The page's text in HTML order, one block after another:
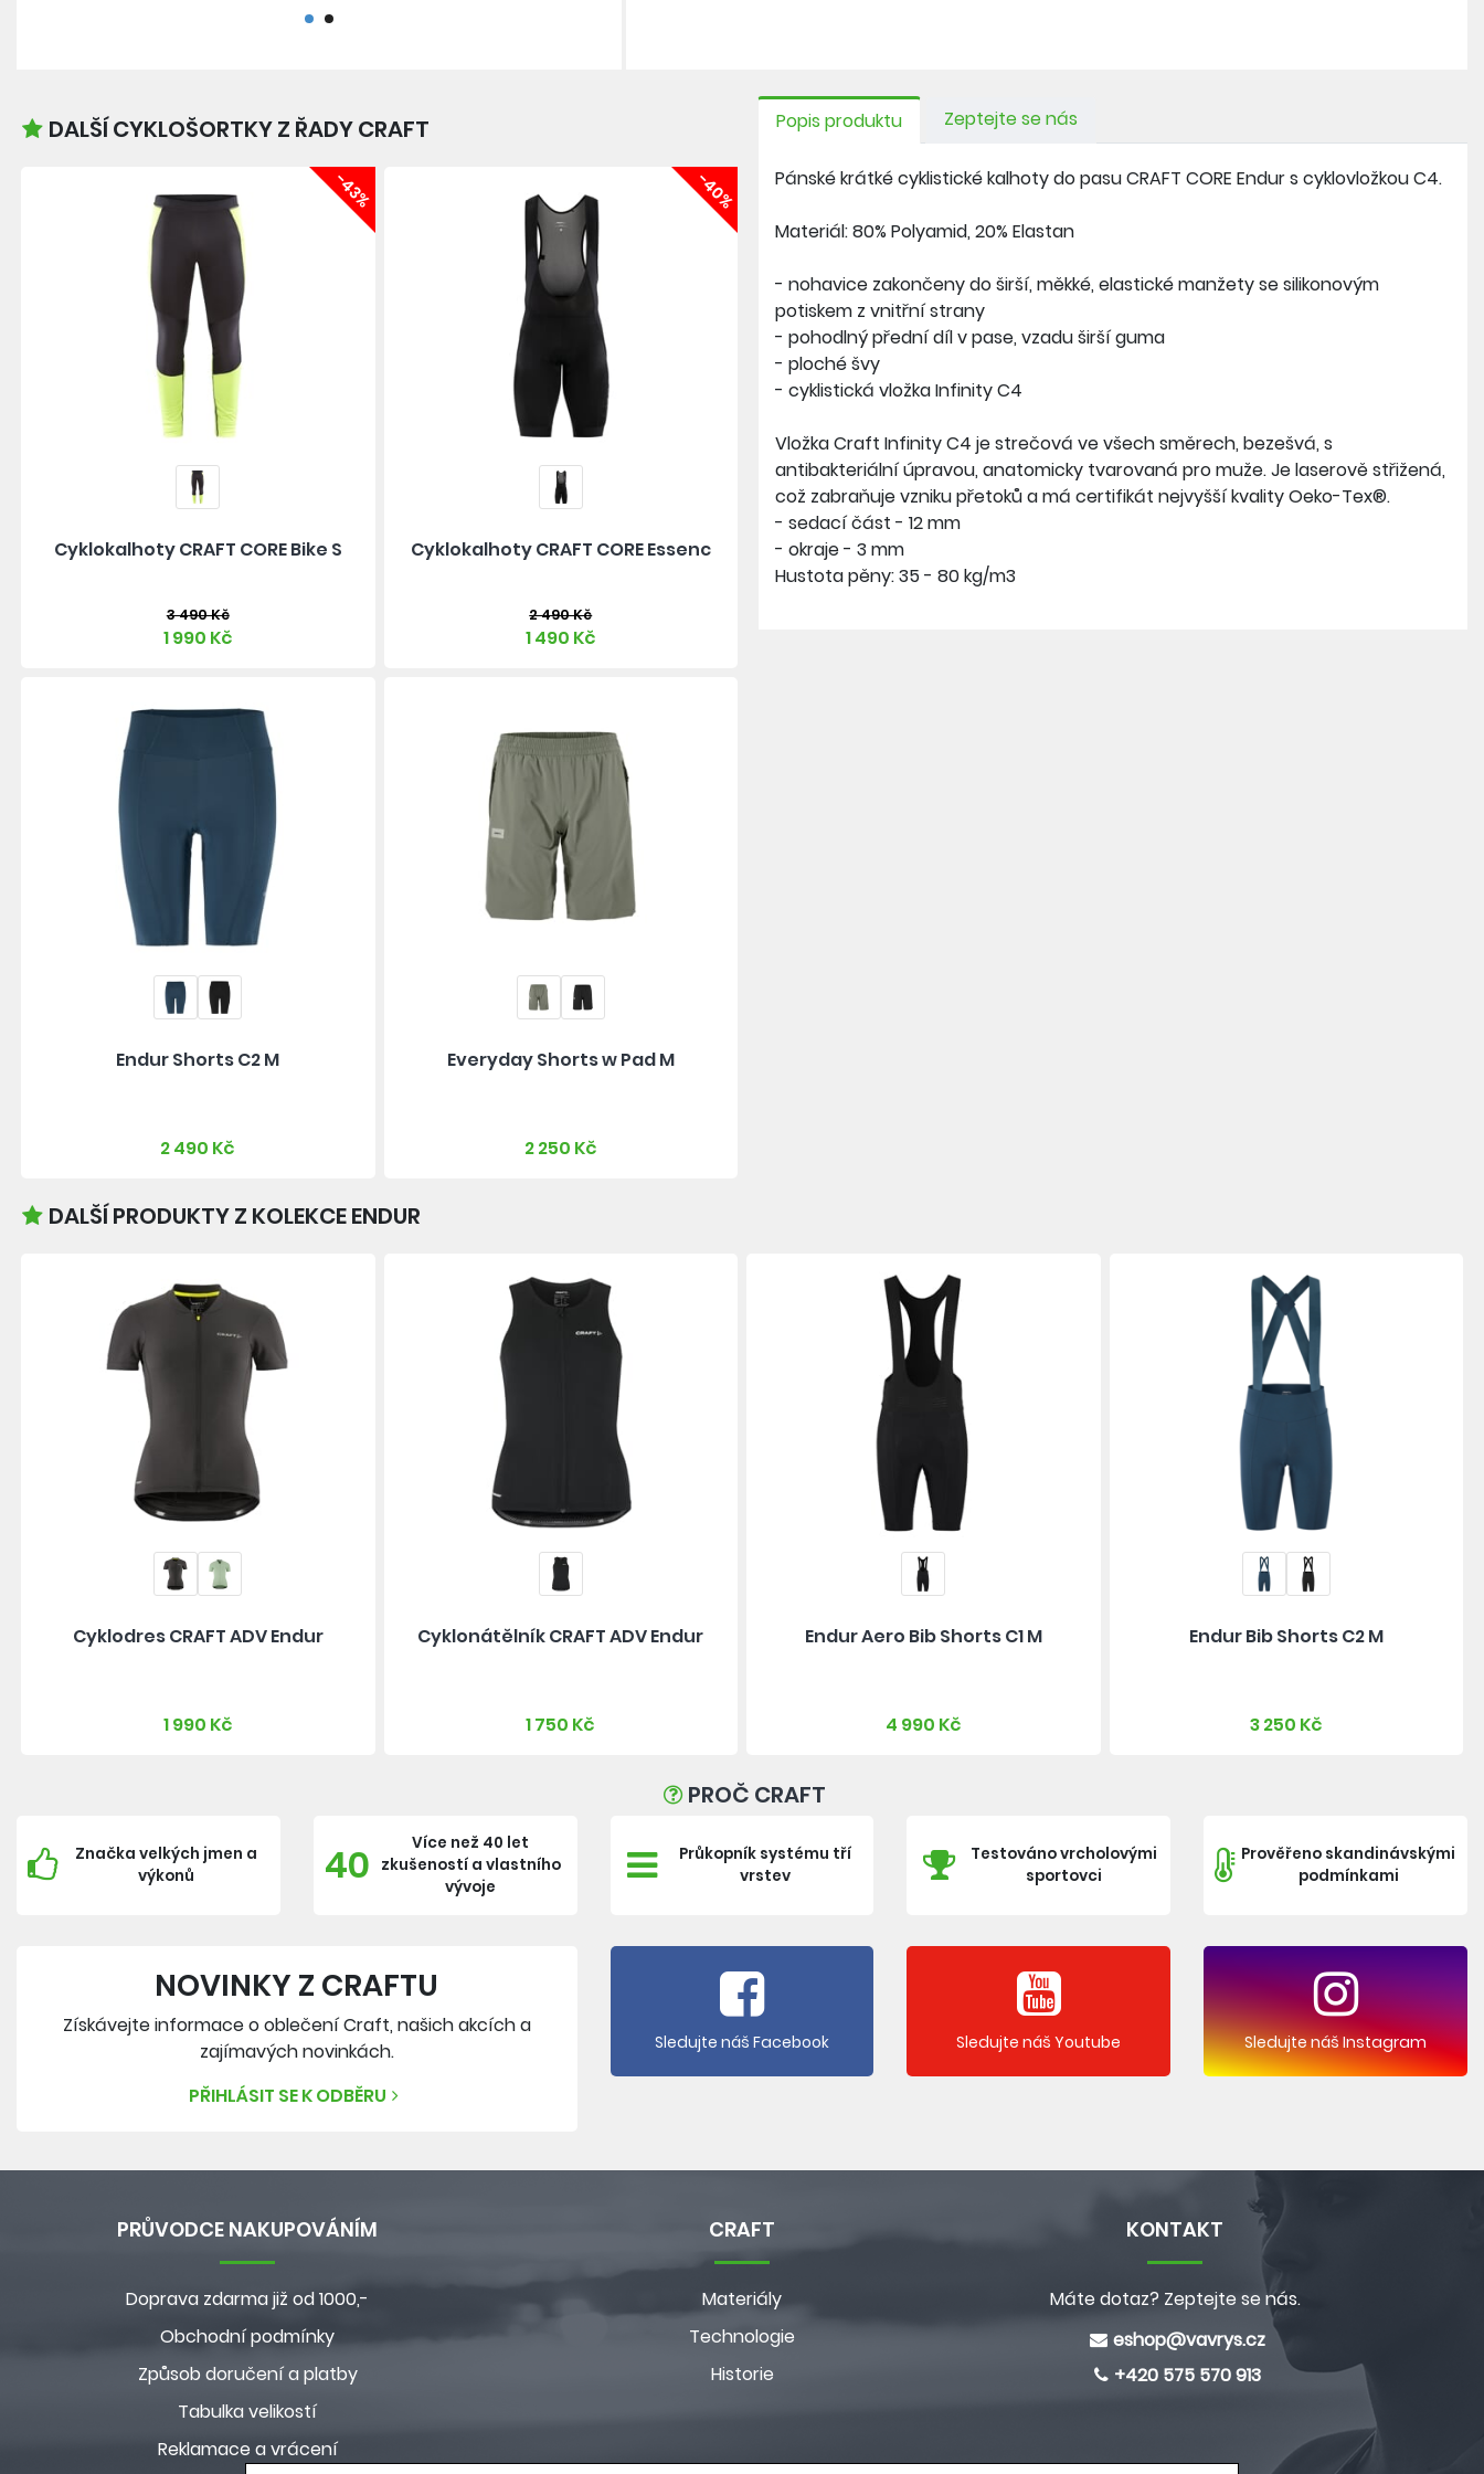
Popis produktu Zeptejte se nás
Pánské krátké cyklistické kalhoty do pasu CRAFT CORE Endur s cyklovložkou C4.
Materiál: 80% Polyamid, 20% Elastan
- nohavice zakončeny do širší, měkké, elastické manžety se silikonovým
potiskem z vnitřní strany
- pohodlný přední díl v pase, vzadu širší guma
- ploché švy
- cyklistická vložka Infinity C4
Vložka Craft Infinity C4 je strečová ve všech směrech, bezešvá, s
antibakteriální úpravou, anatomicky tvarovaná pro muže. Je laserově střižená,
což zabraňuje vzniku přetoků a má certifikát nejvyšší kvality Oeko-Tex®.
- sedací část - 12 mm
- okraje - 3 mm
Hustota pěny: 35 - 80 kg/m3
DALŠÍ CYKLOŠORTKY Z ŘADY CRAFT
-43%
Cyklokalhoty CRAFT CORE Bike S
3 490 Kč
1 990 Kč
-40%
Cyklokalhoty CRAFT CORE Essenc
2 490 Kč
1 490 Kč
Endur Shorts C2 M
2 490 Kč
Everyday Shorts w Pad M
2 250 Kč
DALŠÍ PRODUKTY Z KOLEKCE ENDUR
Cyklodres CRAFT ADV Endur
1 990 Kč
Cyklonátělník CRAFT ADV Endur
1 750 Kč
Endur Aero Bib Shorts C1 M
4 990 Kč
Endur Bib Shorts C2 M
3 250 Kč
PROČ CRAFT
Značka velkých jmen a
výkonů
40
Více než 40 let
zkušeností a vlastního
vývoje
Průkopník systému tří
vrstev
Testováno vrcholovými
sportovci
Prověřeno skandinávskými
podmínkami
NOVINKY Z CRAFTU
Získávejte informace o oblečení Craft, našich akcích a
zajímavých novinkách.
PŘIHLÁSIT SE K ODBĚRU
Sledujte náš Facebook Sledujte náš Youtube Sledujte náš Instagram
PRŮVODCE NAKUPOVÁNÍM
Doprava zdarma již od 1000,-
Obchodní podmínky
Způsob doručení a platby
Tabulka velikostí
Reklamace a vrácení
CRAFT
Materiály
Technologie
Historie
KONTAKT
Máte dotaz? Zeptejte se nás.
eshop@vavrys.cz
+420 575 570 913